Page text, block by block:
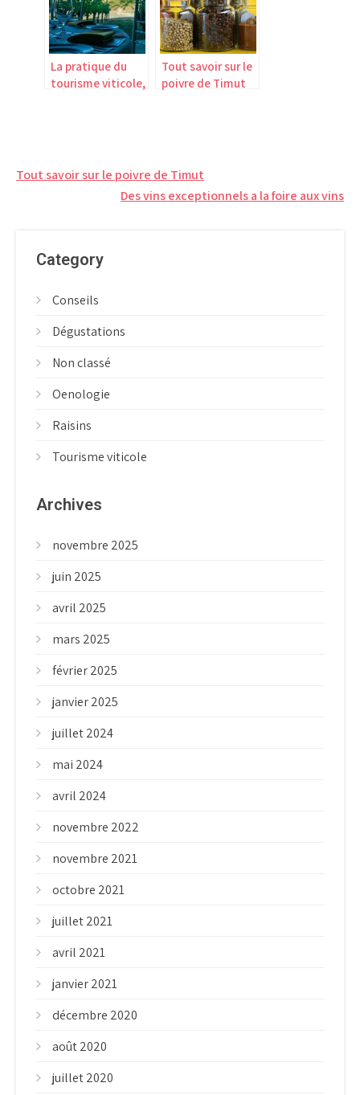
La pratique du
tourisme viticole,
Tout savoir sur le
poivre de Timut
Navigation
Tout savoir sur le poivre de Timut
Des vins exceptionnels a la foire aux vins
Category
Conseils
Dégustations
Non classé
Oenologie
Raisins
Tourisme viticole
Archives
novembre 2025
juin 2025
avril 2025
mars 2025
février 2025
janvier 2025
juillet 2024
mai 2024
avril 2024
novembre 2022
novembre 2021
octobre 2021
juillet 2021
avril 2021
janvier 2021
décembre 2020
août 2020
juillet 2020